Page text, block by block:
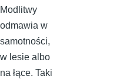
Modlitwy
odmawia w
samotności,
w lesie albo
na łące. Taki